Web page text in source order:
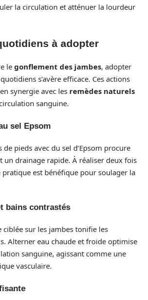
la circulation et atténuer la lourdeur
à adopter
le gonflement des jambes, adopter
s’avère efficace. Ces actions
synergie avec les remèdes naturels
sanguine.
sel Epsom
de pieds avec du sel d’Epsom procure
un drainage rapide. À réaliser deux fois
pratique est bénéfique pour soulager la
bains contrastés
ciblée sur les jambes tonifie les
Alterner eau chaude et froide optimise
sanguine, agissant comme une
vasculaire.